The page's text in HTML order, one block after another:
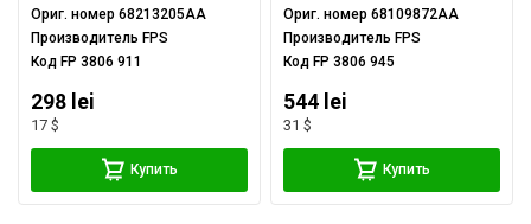
Ориг. номер68213205AA
Производитель FPS
Код FP 3806 911
298 lei
17 $
Купить
Ориг. номер68109872AA
Производитель FPS
Код FP 3806 945
544 lei
31 $
Купить